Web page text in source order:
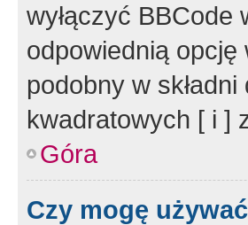
wyłączyć
odpowiednią
podobny w
kwadratowych [ i ]
Góra
Czy mogę